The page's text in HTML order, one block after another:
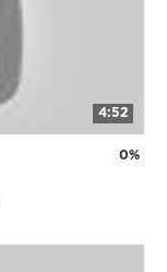
4:52
0%